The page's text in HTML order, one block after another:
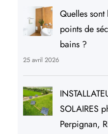
Quelles sont
points de
bains ?
25 avril 2026
SOLAIRES
Perpignan,